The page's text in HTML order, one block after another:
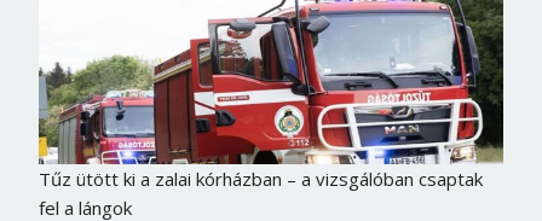
Tűz ütött ki a zalai kórházban – a vizsgálóban csaptak
fel a lángok